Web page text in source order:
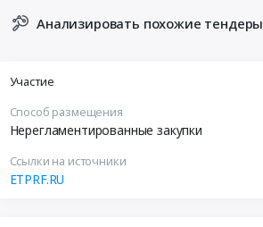
Анализировать похожие тендеры
Участие
Способ размещения
Нерегламентированные закупки
Ссылки на источники
ETPRF.RU